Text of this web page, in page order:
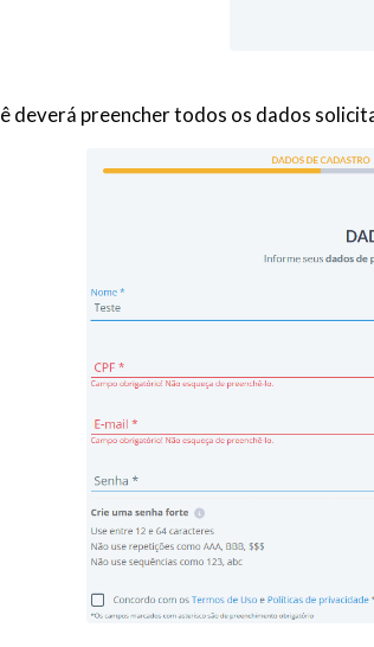
deverá preencher todos os dados